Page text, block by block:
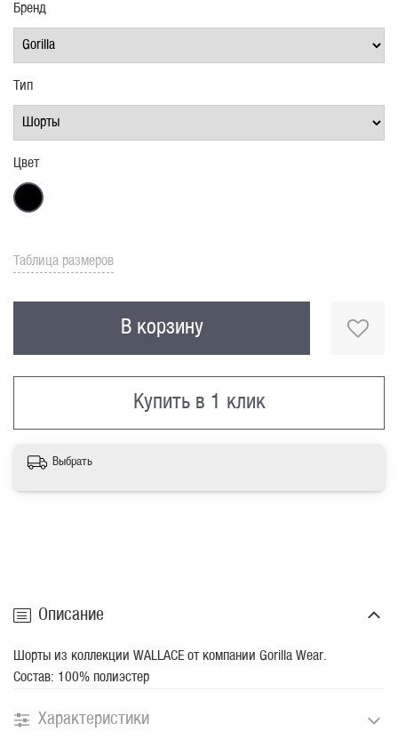
Таблица размеров
В корзину
Купить в 1 клик
Цвет
Бренд
Тип
Выбрать
Описание
Шорты из коллекции WALLACE от компании Gorilla Wear.
Состав: 100% полиэстер
Характеристики